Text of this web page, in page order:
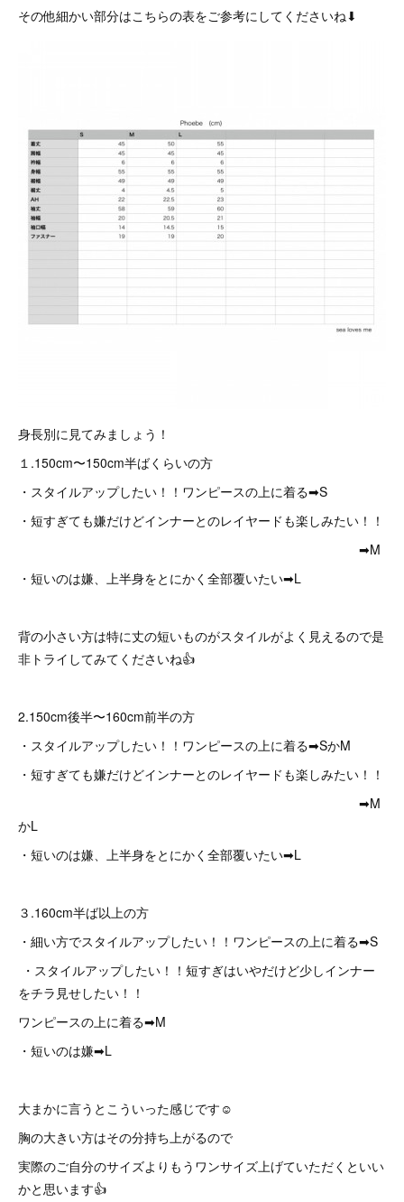
その他細かい部分はこちらの表をご参考にしてくださいね⬇︎
身長別に見てみましょう！
１.150cm〜150cm半ばくらいの方
・スタイルアップしたい！！ワンピースの上に着る➡︎S
・短すぎても嫌だけどインナーとのレイヤードも楽しみたい！！
➡︎M
・短いのは嫌、上半身をとにかく全部覆いたい➡︎L
背の小さい方は特に丈の短いものがスタイルがよく見えるので是
非トライしてみてくださいね👍
2.150cm後半〜160cm前半の方
・スタイルアップしたい！！ワンピースの上に着る➡︎SかM
・短すぎても嫌だけどインナーとのレイヤードも楽しみたい！！
➡︎M
かL
・短いのは嫌、上半身をとにかく全部覆いたい➡︎L
３.160cm半ば以上の方
・細い方でスタイルアップしたい！！ワンピースの上に着る➡︎S
・スタイルアップしたい！！短すぎはいやだけど少しインナー
をチラ見せしたい！！
ワンピースの上に着る➡︎M
・短いのは嫌➡︎L
大まかに言うとこういった感じです☺️
胸の大きい方はその分持ち上がるので
実際のご自分のサイズよりもうワンサイズ上げていただくといい
かと思います👍